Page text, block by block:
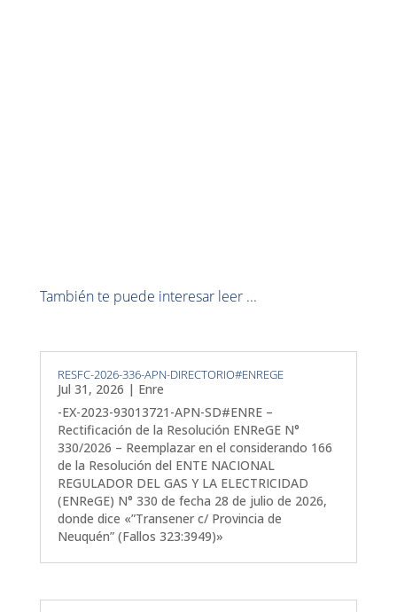
También te puede interesar leer ...
RESFC-2026-336-APN-DIRECTORIO#ENREGE
Jul 31, 2026 | Enre
-EX-2023-93013721-APN-SD#ENRE –
Rectificación de la Resolución ENReGE N°
330/2026 – Reemplazar en el considerando 166
de la Resolución del ENTE NACIONAL
REGULADOR DEL GAS Y LA ELECTRICIDAD
(ENReGE) N° 330 de fecha 28 de julio de 2026,
donde dice «”Transener c/ Provincia de
Neuquén” (Fallos 323:3949)»